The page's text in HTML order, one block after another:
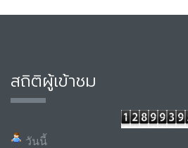
สถิติผู้เข้าชม
วันนี้